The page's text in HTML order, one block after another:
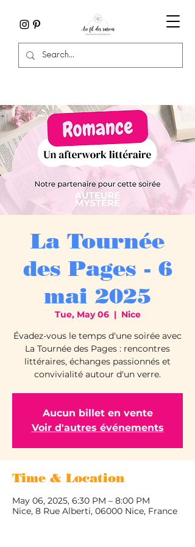
La Tournée
des Pages - 6
mai 2025
Tue, May 06
  |
Nice
Évadez-vous le temps d'une soirée avec
La Tournée des Pages : rencontres
littéraires, échanges passionnés et
convivialité autour d'un verre.
Aucun billet en vente
Voir d'autres événements
Time & Location
May 06, 2025, 6:30 PM – 8:00 PM
Nice, 8 Rue Alberti, 06000 Nice, France